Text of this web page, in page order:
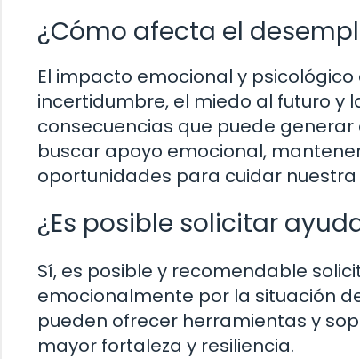
¿Cómo afecta el
El impacto emocional y
incertidumbre, el miedo al futuro y
consecuencias que puede
buscar apoyo emocional,
oportunidades para cuidar
¿Es posible solicitar
Sí, es posible y recomendable
emocionalmente por la situación
pueden ofrecer herramientas y
mayor fortaleza y resiliencia.